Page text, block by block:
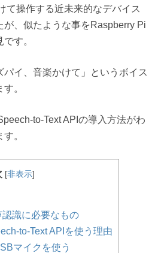
て操作する近未来的なデバイス
が、似たような事をRaspberry Pi
す。
イ、音楽かけて」というボイス
。
to-Text APIの導入方法がわ
。
[非表示]
識に必要なもの
to-Text APIを使う理由
マイクを使う